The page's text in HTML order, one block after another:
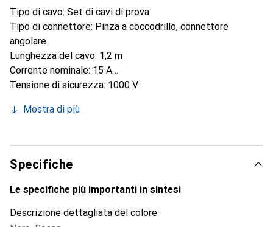
Tipo di cavo: Set di cavi di prova
Tipo di connettore: Pinza a coccodrillo, connettore
angolare
Lunghezza del cavo: 1,2 m
Corrente nominale: 15 A
Tensione di sicurezza: 1000 V
Livello di sicurezza: Cat. III
Mostra di più
Specifiche
Le specifiche più importanti in sintesi
Descrizione dettagliata del colore